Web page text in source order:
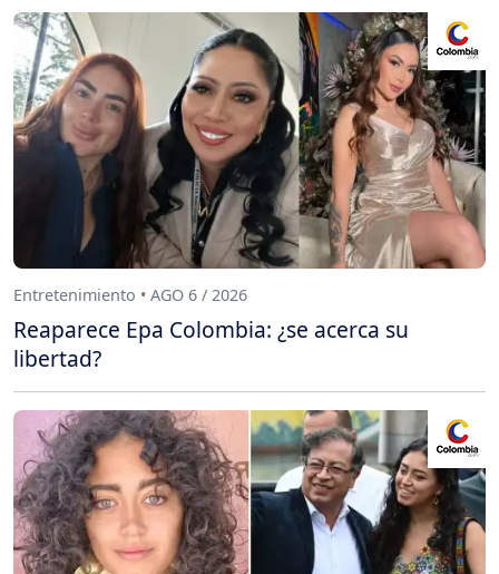
Entretenimiento • AGO 6 / 2026
Reaparece Epa Colombia: ¿se acerca su
libertad?